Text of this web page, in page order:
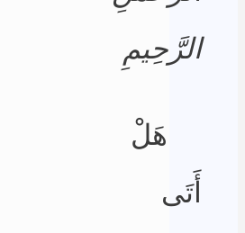
الرَّحِيمِ
هَلْ
أَتَى